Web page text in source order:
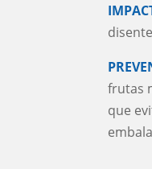
frutas
que